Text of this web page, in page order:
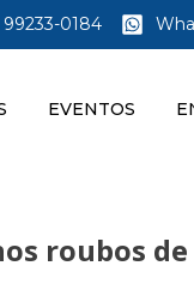
99233-0184
EVENTOS
roubos